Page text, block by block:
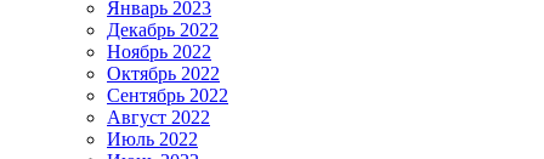
Январь 2023
Декабрь 2022
Ноябрь 2022
Октябрь 2022
Сентябрь 2022
Август 2022
Июль 2022